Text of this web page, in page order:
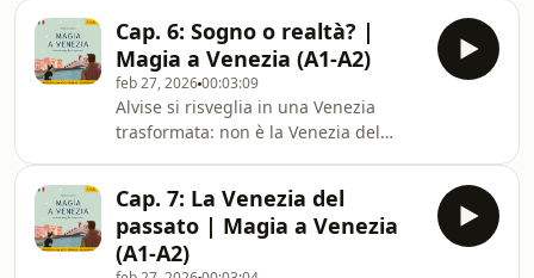
Cap. 6: Sogno o realtà? |
Magia a Venezia (A1-A2)
feb 27, 202600:03:09
Alvise si risveglia in una Venezia
trasformata: non è la Venezia del
Cap. 7: La Venezia del
passato | Magia a Venezia
(A1-A2)